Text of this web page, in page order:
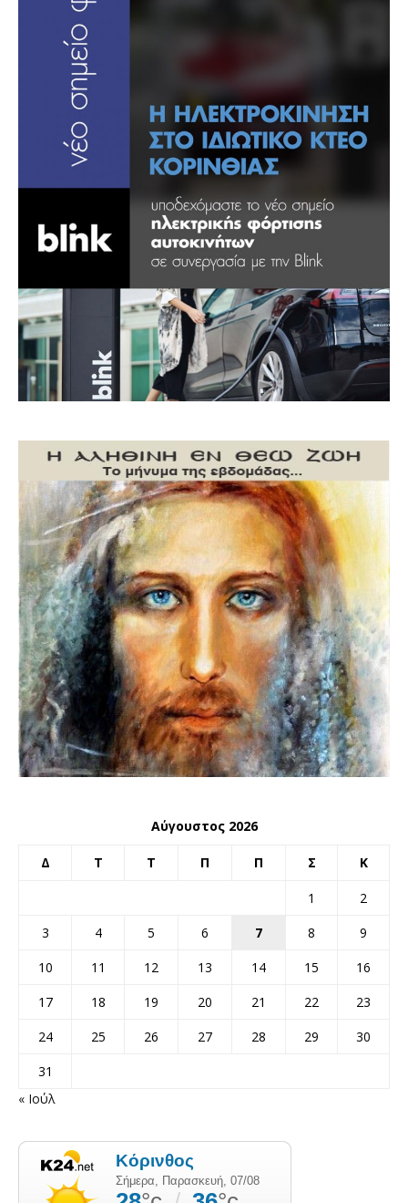
Αύγουστος 2026
Δ Τ Τ Π Π Σ Κ
1
2
3
4 5 6 7 8
9
10
11 12 13 14 15
16
17
18 19 20 21 22
23
24
25 26 27 28 29
30
31
« Ιούλ